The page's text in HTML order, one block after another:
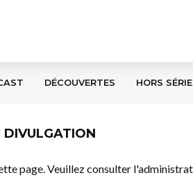
DÉCOUVERTES HORS
DIVULGATION
page. Veuillez consulter